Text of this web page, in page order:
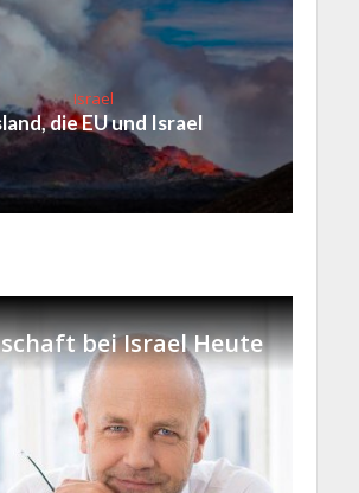
Israel
die EU und Israel
bei Israel Heute